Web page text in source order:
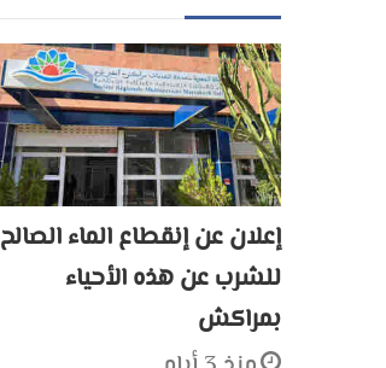
إعلان عن إنقطاع الماء الصالح
للشرب عن هذه الأحياء
بمراكش